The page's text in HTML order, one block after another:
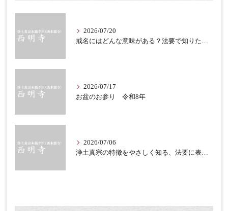
2026/07/20
2026/07/17
お盆のお参り 令和8年
2026/07/06
浄土真宗の特徴をやさしく知る、法要に表れる教え